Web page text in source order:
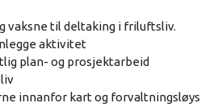
vaksne til deltaking i friluftsliv.
aktivitet
plan- og prosjektarbeid
innanfor kart og